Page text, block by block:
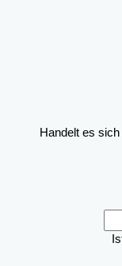
Handelt es